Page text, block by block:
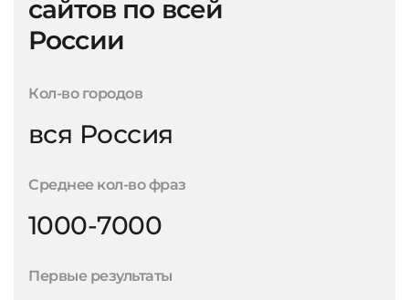
сайтов по всей
России
Кол-во городов
вся Россия
Среднее кол-во фраз
1000-7000
Первые результаты